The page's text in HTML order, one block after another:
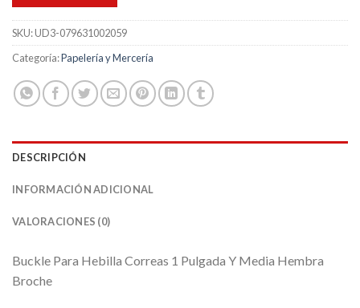
SKU:UD3-079631002059
Categoría:Papelería y Mercería
DESCRIPCIÓN
INFORMACIÓN ADICIONAL
VALORACIONES (0)
Buckle Para Hebilla Correas 1 Pulgada Y Media Hembra
Broche